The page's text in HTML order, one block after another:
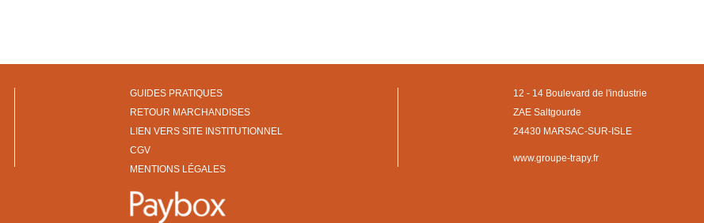
GUIDES PRATIQUES
RETOUR MARCHANDISES
LIEN VERS SITE INSTITUTIONNEL
CGV
MENTIONS LÉGALES
12 - 14 Boulevard de l'industrie
ZAE Saltgourde
24430 MARSAC-SUR-ISLE
www.groupe-trapy.fr